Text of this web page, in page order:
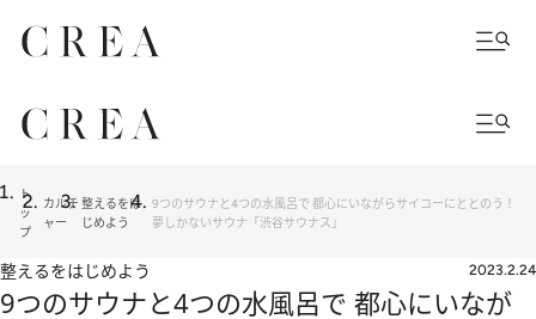
ト
ッ
プ
カルチ
ャー
整えるをは
じめよう
9つのサウナと4つの水風呂で 都心にいながらサイコーにととのう！
夢しかないサウナ「渋谷サウナス」
整えるをはじめよう 2023.2.24
9つのサウナと4つの水風呂で 都心にいなが